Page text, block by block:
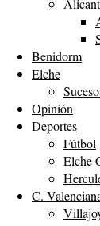
Benidorm
Elche
Opinión
Deportes
Fútbol
Elche
C.